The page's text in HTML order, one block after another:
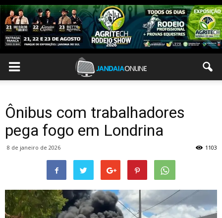
Ônibus com trabalhadores
pega fogo em Londrina
8 de janeiro de 2026 1103